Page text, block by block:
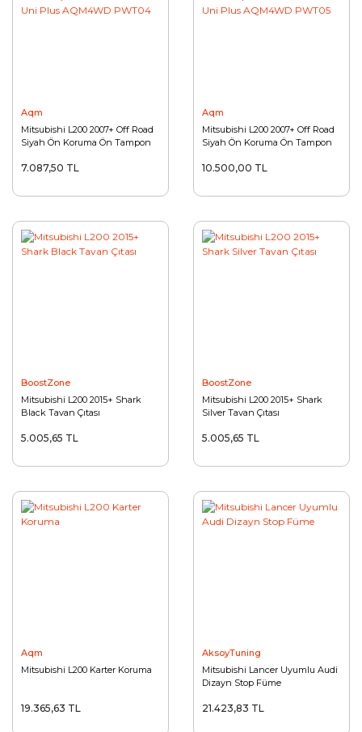
Aqm
Mitsubishi L200 2007+ Off Road
Siyah Ön Koruma Ön Tampon
AQM4WD PWT04
7.087,50 TL
Aqm
Mitsubishi L200 2007+ Off Road
Siyah Ön Koruma Ön Tampon
AQM4WD PWT05
10.500,00 TL
BoostZone
Mitsubishi L200 2015+ Shark
Black Tavan Çıtası
5.005,65 TL
BoostZone
Mitsubishi L200 2015+ Shark
Silver Tavan Çıtası
5.005,65 TL
Aqm
Mitsubishi L200 Karter Koruma
19.365,63 TL
AksoyTuning
Mitsubishi Lancer Uyumlu Audi
Dizayn Stop Füme
21.423,83 TL